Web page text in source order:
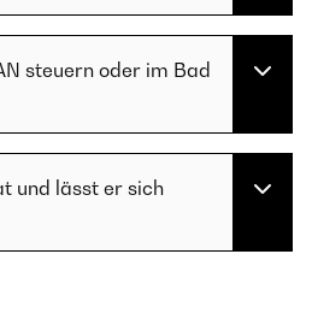
steuern oder im Bad
und lässt er sich